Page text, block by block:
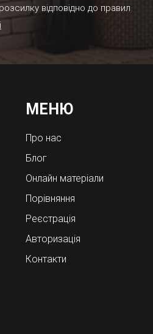
відповідно до правил
МЕНЮ
Про нас
Блог
Онлайн матеріали
Порівняння
Реєстрація
Авторизація
Контакти